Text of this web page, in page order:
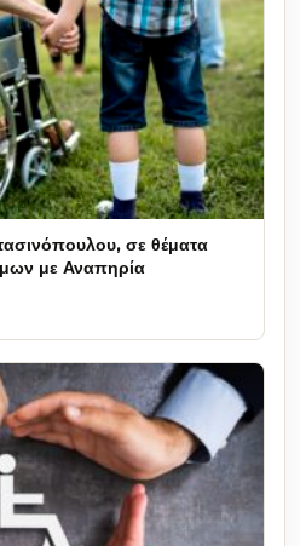
σε θέματα
με Αναπηρία